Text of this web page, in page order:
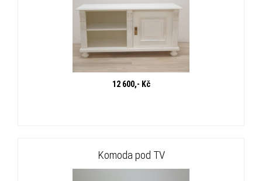
12 600,- Kč
Komoda pod TV